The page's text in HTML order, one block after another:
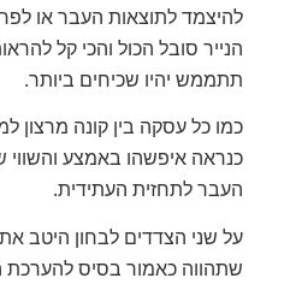
להיצמד לתוצאות העבר או
הנייר סובל הכול והכי קל
תתממש יהיו שכיחים ביותר.
כמו כל עסקה בין קונה מרצון
כנראה איפשהו באמצע והשווי
העבר לתחזית העתידית.
על שני הצדדים לבחון היטב
שתהווה כאמור בסיס להערכת